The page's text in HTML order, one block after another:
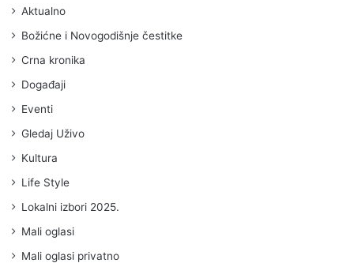
Aktualno
Božićne i Novogodišnje čestitke
Crna kronika
Događaji
Eventi
Gledaj Uživo
Kultura
Life Style
Lokalni izbori 2025.
Mali oglasi
Mali oglasi privatno